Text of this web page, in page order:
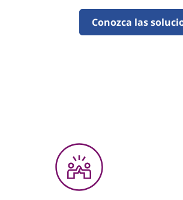
Conozca las